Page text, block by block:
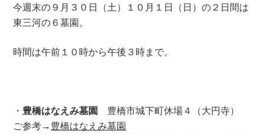
今週末の９月３０日（土）１０月１日（日）の２日間は
東三河の６墓園。
時間は午前１０時から午後３時まで。
・ 豊橋はなえみ墓園 豊橋市城下町休場４（大円寺）
ご参考→ 豊橋はなえみ墓園